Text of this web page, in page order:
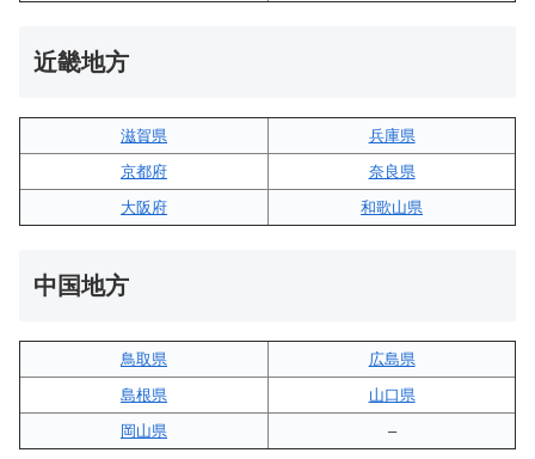
近畿地方
滋賀県
兵庫県
京都府
奈良県
大阪府
和歌山県
中国地方
鳥取県
広島県
島根県
山口県
岡山県
–